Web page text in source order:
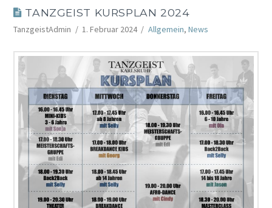
TANZGEIST KURSPLAN 2024
TanzgeistAdmin 1. Februar 2024 Allgemein, News